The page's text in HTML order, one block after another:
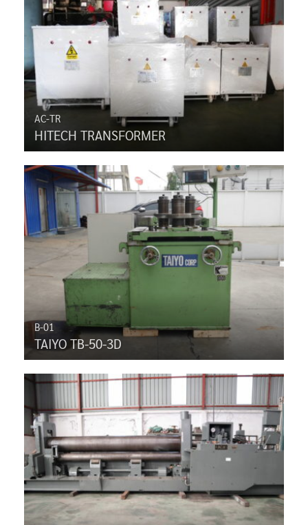
AC-TR
HITECH TRANSFORMER
B-01
TAIYO TB-50-3D